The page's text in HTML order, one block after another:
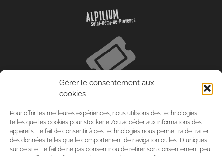
Gérer le consentement aux
cookies
Pour offrir les meilleures expériences, nous utilisons des technologies
telles que les cookies pour stocker et/ou accéder aux informations des
appareils. Le fait de consentir à ces technologies nous permettra de traiter
des données telles que le comportement de navigation ou les ID uniques
sur ce site. Le fait de ne pas consentir ou de retirer son consentement peut